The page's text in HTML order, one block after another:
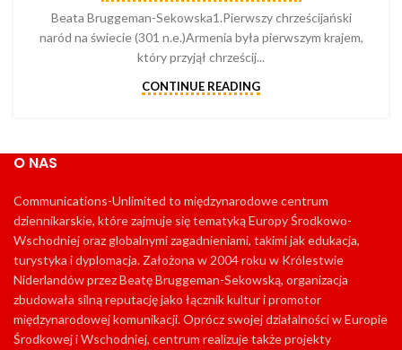
Beata Bruggeman-Sekowska1.Pierwszy chrześcijański
naród na świecie (301 n.e.)Armenia była pierwszym krajem,
który przyjął chrześcij...
CONTINUE READING
O NAS
Communications-Unlimited to międzynarodowe centrum
dziennikarskie, które zajmuje się tematyką Europy Środkowo-
Wschodniej oraz globalnymi zagadnieniami, takimi jak edukacja,
turystyka i dyplomacja. Założona w 2004 roku w Królestwie
Niderlandów przez Beatę Bruggeman-Sekowską, organizacja
zbudowała silną reputację jako łącznik kultur i promotor
międzynarodowej komunikacji. Oprócz swojej działalności w Europie
Środkowej i Wschodniej, centrum realizuje także projekty